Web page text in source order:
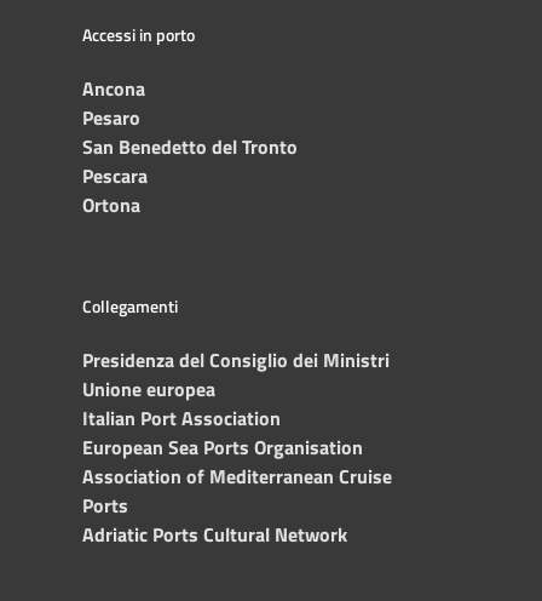
Accessi in porto
Ancona
Pesaro
San Benedetto del Tronto
Pescara
Ortona
Collegamenti
Presidenza del Consiglio dei Ministri
Unione europea
Italian Port Association
European Sea Ports Organisation
Association of Mediterranean Cruise
Ports
Adriatic Ports Cultural Network